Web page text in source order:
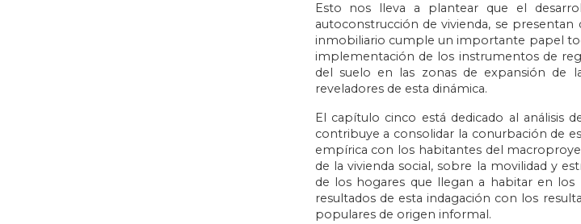
Esto nos lleva a plantear que el
autoconstrucción de vivienda, se
inmobiliario cumple un importante papel
implementación de los instrumentos de
del suelo en las zonas de expansión de
reveladores de esta dinámica.
El capítulo cinco está dedicado al análisis
contribuye a consolidar la conurbación de
empírica con los habitantes del
de la vivienda social, sobre la movilidad y
de los hogares que llegan a habitar en
resultados de esta indagación con los
populares de origen informal.